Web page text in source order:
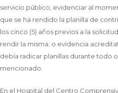
servicio público, evidenciar al
que se ha rendido la planilla de
los cinco (5) años previos a la
rendir la misma; o evidencia
debía radicar planillas durante todo
mencionado.
En el Hospital del Centro